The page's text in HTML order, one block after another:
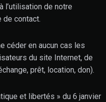
l’utilisation de notre
de contact.
céder en aucun cas les
du site Internet, de
prêt, location, don).
et libertés » du 6 janvier